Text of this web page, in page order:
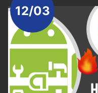
12/03